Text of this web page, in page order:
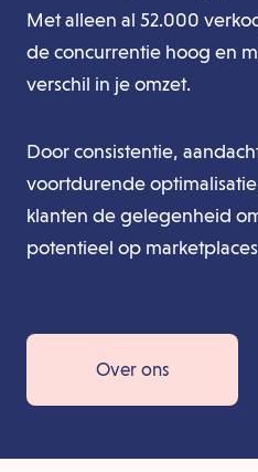
Met alleen al 52.000
de concurrentie hoog en
verschil in je omzet.
Door consistentie,
voortdurende
klanten de gelegenheid
potentieel op
Over ons